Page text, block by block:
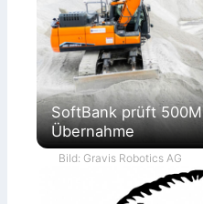
SoftBank prüft
Übernahme
Bild: Gravis Robotics AG